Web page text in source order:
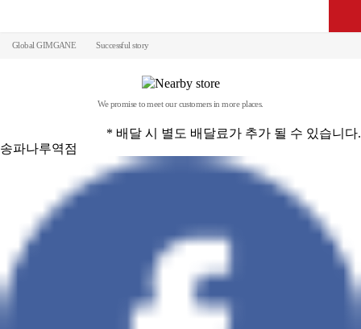
Global GIMGANE Successful story
We promise to meet our customers in more places.
* 배달 시 별도 배달료가 추가 될 수 있습니다.
송파나루역점